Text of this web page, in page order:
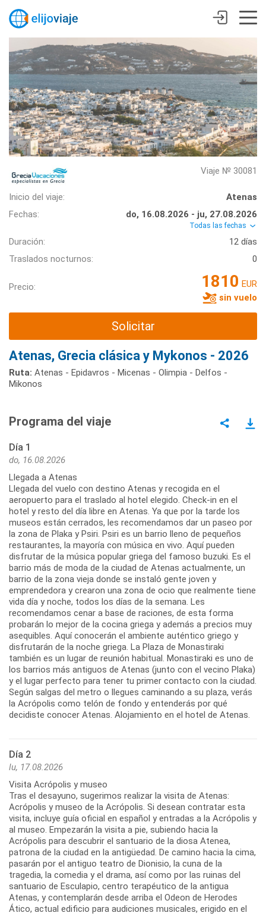
Viaje № 30081
Inicio del viaje:
Atenas
Fechas:
do, 16.08.2026 - ju, 27.08.2026
Todas las fechas
Duración:
12 días
Traslados nocturnos:
0
Precio: 1810 EUR
sin vuelo
Solicitar
Atenas, Grecia clásica y Mykonos - 2026
Ruta: Atenas - Epidavros - Micenas - Olimpia - Delfos -
Mikonos
Programa del viaje
Día 1
do, 16.08.2026
Llegada a Atenas
Llegada del vuelo con destino Atenas y recogida en el
aeropuerto para el traslado al hotel elegido. Check-in en el
hotel y resto del día libre en Atenas. Ya que por la tarde los
museos están cerrados, les recomendamos dar un paseo por
la zona de Plaka y Psiri. Psiri es un barrio lleno de pequeños
restaurantes, la mayoría con música en vivo. Aquí pueden
disfrutar de la música popular griega del famoso buzuki. Es el
barrio más de moda de la ciudad de Atenas actualmente, un
barrio de la zona vieja donde se instaló gente joven y
emprendedora y crearon una zona de ocio que realmente tiene
vida día y noche, todos los días de la semana. Les
recomendamos cenar a base de raciones, de esta forma
probarán lo mejor de la cocina griega y además a precios muy
asequibles. Aquí conocerán el ambiente auténtico griego y
disfrutarán de la noche griega. La Plaza de Monastiraki
también es un lugar de reunión habitual. Monastiraki es uno de
los barrios más antiguos de Atenas (junto con el vecino Plaka)
y el lugar perfecto para tener tu primer contacto con la ciudad.
Según salgas del metro o llegues caminando a su plaza, verás
la Acrópolis como telón de fondo y entenderás por qué
Día 2
lu, 17.08.2026
Visita Acrópolis y museo
Tras el desayuno, sugerimos realizar la visita de Atenas:
Acrópolis y museo de la Acrópolis. Si desean contratar esta
visita, incluye guía oficial en español y entradas a la Acrópolis y
al museo. Empezarán la visita a pie, subiendo hacia la
Acrópolis para descubrir el santuario de la diosa Atenea,
patrona de la ciudad en la antigüedad. De camino hacia la cima,
pasarán por el antiguo teatro de Dionisio, la cuna de la
tragedia, la comedia y el drama, así como por las ruinas del
santuario de Esculapio, centro terapéutico de la antigua
Atenas, y contemplarán desde arriba el Odeon de Herodes
Ático, actual edificio para audiciones musicales, erigido en el